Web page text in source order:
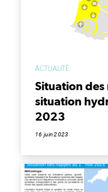
ACTUALITÉ
Situation des
situation
2023
16 juin 2023